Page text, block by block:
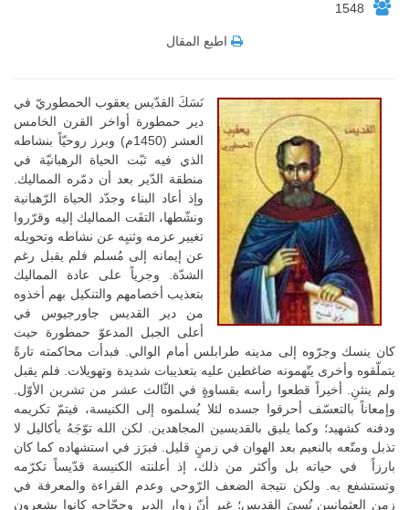
1548
اطبع المقال
نَسَكَ القدّيس يعقوب الحمطوريّ في
دير حمطورة أواخر القرن الخامس
العشر (1450م) وبرز روحيّاً بنشاطه
الذي فيه ثبّت الحياة الرهبانيّة في
منطقة الدّير بعد أن دمّره المماليك.
وإذ أعاد البناء وجدّد الحياة الرّهبانية
ونشّطها، التفَت المماليك إليه وقرّروا
تغيير عزمه وثنيِه عن نشاطه وتحويله
عن إيمانه إلى مُسلم فلم يقبل رغم
الشدّة. وجرياً على عادة المماليك
بتعذيب أخصامهم والتنكيل بهم أخذوه
من دير القديس جاورجيوس في
أعلى الجبل المدعوّ حمطورة حيث
كان ينسك وجرّوه إلى مدينه طرابلس أمام الوالي. فبدأت محاكمته تارةً
يتملّقوه وأخرى يتّهمونه ضاغطين عليه بتعذيبات شديدة وتهويلات. فلم يقبل
ولم ينثنِ. أخيراً قطعوا رأسه بقساوةٍ في الثّالث عشر من تشرين الأوّل.
وإمعاناً بالتعسّف أحرقوا جسده لئلا يُسلموه إلى الكنيسة، فيتمّ تكريمه
ودفنه كشهيد؛ وكما يليق بالقديسين المجاهدين. لكن الله توّجَهُ بأكاليل لا
تذبل ومتّعه بالنعيم بعد الهوان في زمنٍ قليل. فبرَز في استشهاده كما كان
بارزاً في حياته بل وأكثر من ذلك، إذ أعلنته الكنيسة قدّيساً تكرّمه
وتستشفع به. ولكن نتيجة الضعف الرّوحي وعدم القراءة والمعرفة في
زمن العثمانيين نُسيَ القديس؛ غير أنّ زوار الدير وحجّاجه كانوا يشعرون